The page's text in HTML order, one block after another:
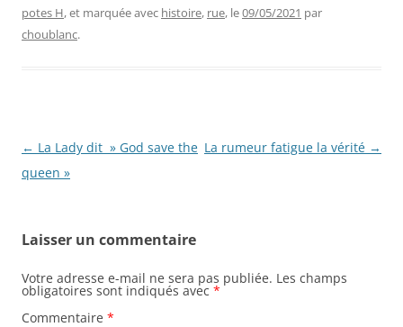
potes H, et marquée avec histoire, rue, le09/05/2021 par
choublanc.
Navigation
des
← La Lady dit » God save the
queen »
La rumeur fatigue la vérité →
Laisser un commentaire
Votre adresse e-mail ne sera pas publiée. Les champs
obligatoires sont indiqués avec *
Commentaire *